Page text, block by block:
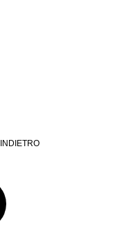
INDIETRO